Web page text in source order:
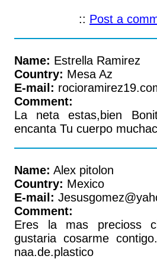
:: Post a
Name: Estrella Ramirez
Country: Mesa Az
E-mail:
Comment:
La neta estas,bien
encanta Tu cuerpo
Name: Alex pitolon
Country: Mexico
E-mail:
Comment:
Eres la mas precioss
gustaria cosarme
naa.de.plastico